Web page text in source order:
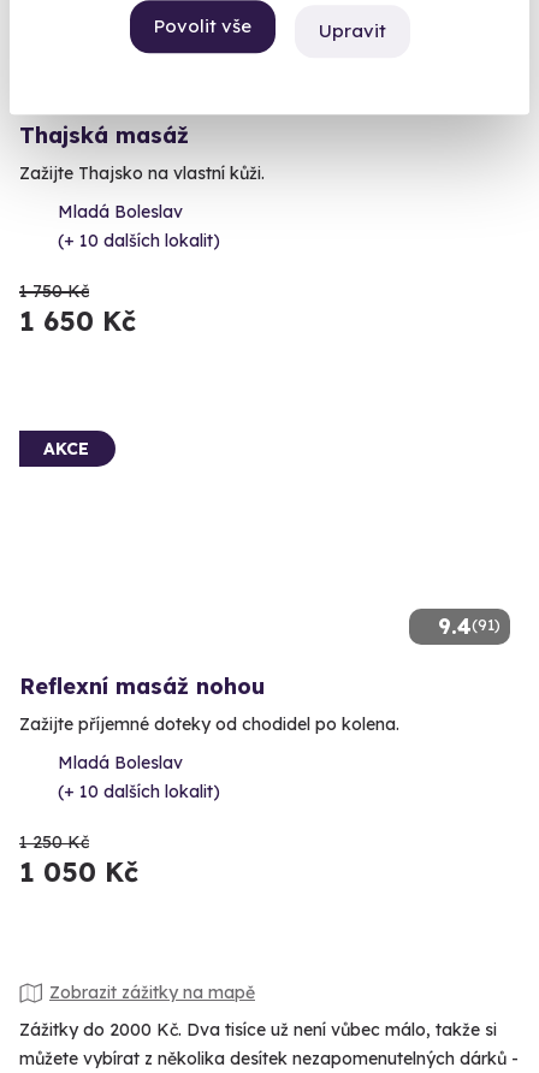
Povolit vše Upravit
Thajská masáž
Zažijte Thajsko na vlastní kůži.
Mladá Boleslav
(+ 10 dalších lokalit)
1 750 Kč
1 650 Kč
9.4(91)
AKCE
Reflexní masáž nohou
Zažijte příjemné doteky od chodidel po kolena.
Mladá Boleslav
(+ 10 dalších lokalit)
1 250 Kč
1 050 Kč
Zobrazit zážitky na mapě
Zážitky do 2000 Kč. Dva tisíce už není vůbec málo, takže si
můžete vybírat z několika desítek nezapomenutelných dárků -